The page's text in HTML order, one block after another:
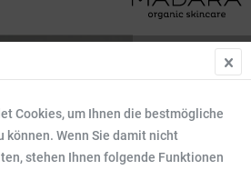
Cookies, um Ihnen die bestmögliche
Wenn Sie damit nicht
stehen Ihnen folgende Funktionen